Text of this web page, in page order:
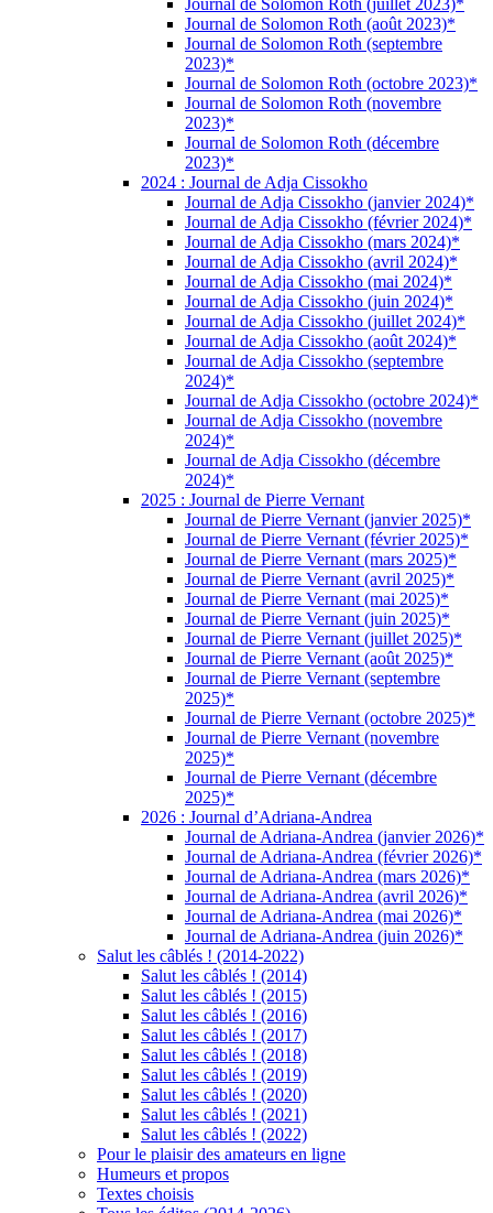
Journal de Solomon Roth (juillet 2023)*
Journal de Solomon Roth (août 2023)*
Journal de Solomon Roth (septembre
2023)*
Journal de Solomon Roth (octobre 2023)*
Journal de Solomon Roth (novembre
2023)*
Journal de Solomon Roth (décembre
2023)*
2024 : Journal de Adja Cissokho
Journal de Adja Cissokho (janvier 2024)*
Journal de Adja Cissokho (février 2024)*
Journal de Adja Cissokho (mars 2024)*
Journal de Adja Cissokho (avril 2024)*
Journal de Adja Cissokho (mai 2024)*
Journal de Adja Cissokho (juin 2024)*
Journal de Adja Cissokho (juillet 2024)*
Journal de Adja Cissokho (août 2024)*
Journal de Adja Cissokho (septembre
2024)*
Journal de Adja Cissokho (octobre 2024)*
Journal de Adja Cissokho (novembre
2024)*
Journal de Adja Cissokho (décembre
2024)*
2025 : Journal de Pierre Vernant
Journal de Pierre Vernant (janvier 2025)*
Journal de Pierre Vernant (février 2025)*
Journal de Pierre Vernant (mars 2025)*
Journal de Pierre Vernant (avril 2025)*
Journal de Pierre Vernant (mai 2025)*
Journal de Pierre Vernant (juin 2025)*
Journal de Pierre Vernant (juillet 2025)*
Journal de Pierre Vernant (août 2025)*
Journal de Pierre Vernant (septembre
2025)*
Journal de Pierre Vernant (octobre 2025)*
Journal de Pierre Vernant (novembre
2025)*
Journal de Pierre Vernant (décembre
2025)*
2026 : Journal d’Adriana-Andrea
Journal de Adriana-Andrea (janvier 2026)*
Journal de Adriana-Andrea (février 2026)*
Journal de Adriana-Andrea (mars 2026)*
Journal de Adriana-Andrea (avril 2026)*
Journal de Adriana-Andrea (mai 2026)*
Journal de Adriana-Andrea (juin 2026)*
Salut les câblés ! (2014-2022)
Salut les câblés ! (2014)
Salut les câblés ! (2015)
Salut les câblés ! (2016)
Salut les câblés ! (2017)
Salut les câblés ! (2018)
Salut les câblés ! (2019)
Salut les câblés ! (2020)
Salut les câblés ! (2021)
Salut les câblés ! (2022)
Pour le plaisir des amateurs en ligne
Humeurs et propos
Textes choisis